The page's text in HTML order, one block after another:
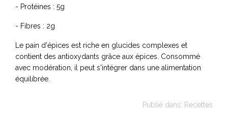
- Protéines : 5g
- Fibres : 2g
Le pain d'épices est riche en glucides complexes et
contient des antioxydants grâce aux épices. Consommé
avec modération, il peut s'intégrer dans une alimentation
équilibrée.
Publié dans: Recettes